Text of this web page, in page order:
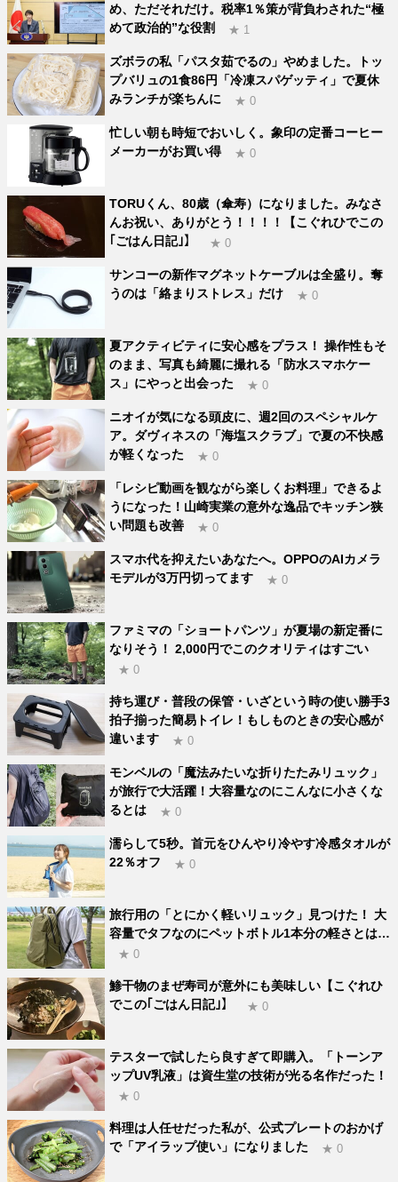
め、ただそれだけ。税率1％策が背負わされた“極
めて政治的”な役割
★ 1
ズボラの私「パスタ茹でるの」やめました。トッ
プバリュの1食86円「冷凍スパゲッティ」で夏休
みランチが楽ちんに
★ 0
忙しい朝も時短でおいしく。象印の定番コーヒー
メーカーがお買い得
★ 0
TORUくん、80歳（傘寿）になりました。みなさ
んお祝い、ありがとう！！！！【こぐれひでこの
｢ごはん日記｣】
★ 0
サンコーの新作マグネットケーブルは全盛り。奪
うのは「絡まりストレス」だけ
★ 0
夏アクティビティに安心感をプラス！ 操作性もそ
のまま、写真も綺麗に撮れる「防水スマホケー
ス」にやっと出会った
★ 0
ニオイが気になる頭皮に、週2回のスペシャルケ
ア。ダヴィネスの「海塩スクラブ」で夏の不快感
が軽くなった
★ 0
「レシピ動画を観ながら楽しくお料理」できるよ
うになった！山崎実業の意外な逸品でキッチン狭
い問題も改善
★ 0
スマホ代を抑えたいあなたへ。OPPOのAIカメラ
モデルが3万円切ってます
★ 0
ファミマの「ショートパンツ」が夏場の新定番に
なりそう！ 2,000円でこのクオリティはすごい
★ 0
持ち運び・普段の保管・いざという時の使い勝手3
拍子揃った簡易トイレ！もしものときの安心感が
違います
★ 0
モンベルの「魔法みたいな折りたたみリュック」
が旅行で大活躍！大容量なのにこんなに小さくな
るとは
★ 0
濡らして5秒。首元をひんやり冷やす冷感タオルが
22％オフ
★ 0
旅行用の「とにかく軽いリュック」見つけた！ 大
容量でタフなのにペットボトル1本分の軽さとは…
★ 0
鯵干物のまぜ寿司が意外にも美味しい【こぐれひ
でこの｢ごはん日記｣】
★ 0
テスターで試したら良すぎて即購入。「トーンア
ップUV乳液」は資生堂の技術が光る名作だった！
★ 0
料理は人任せだった私が、公式プレートのおかげ
で「アイラップ使い」になりました
★ 0